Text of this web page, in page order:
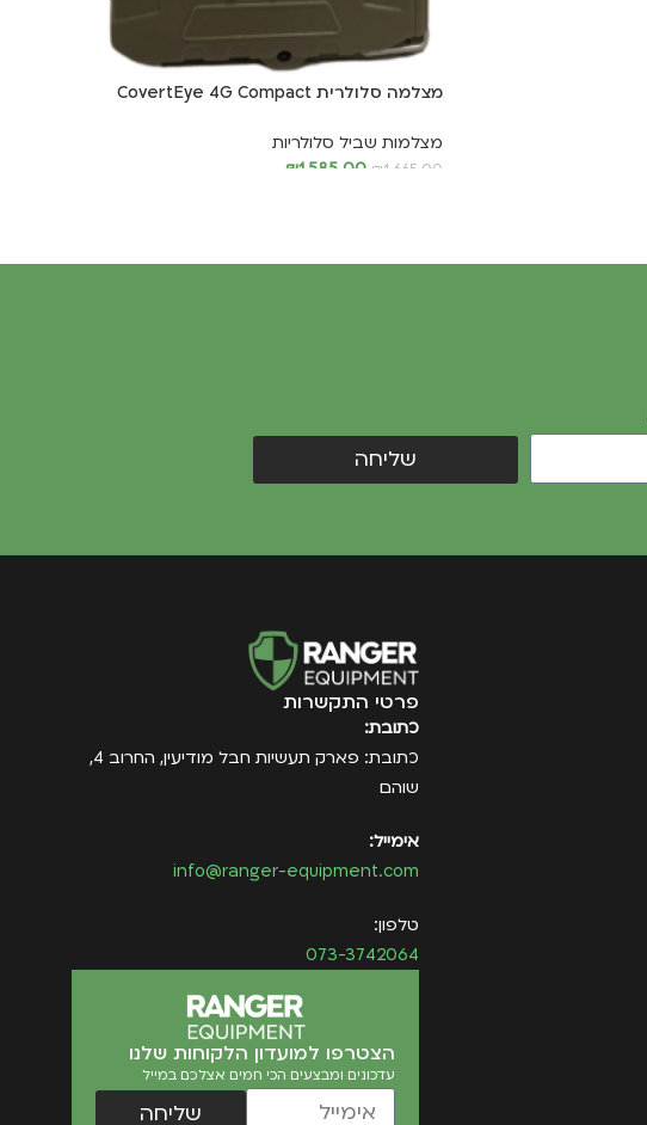
מצלמה סלולרית CovertEye 4G Compact
מצלמות שביל סלולריות
₪1,665.00
₪1,585.00
שליחה
פרטי התקשרות
כתובת:
כתובת: פארק תעשיות חבל מודיעין, החרוב 4,
שוהם
אימייל:
info@ranger-equipment.com
טלפון:
073-3742064
הצטרפו למועדון הלקוחות שלנו
עדכונים ומבצעים הכי חמים אצלכם במייל
שליחה